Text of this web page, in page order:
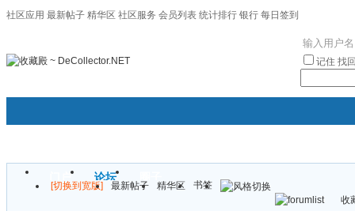
社区应用 最新帖子 精华区 社区服务 会员列表 统计排行 银行 每日签到
记住 找
门户 论坛
[切换到宽版] 最新帖子 精华区
书签
收